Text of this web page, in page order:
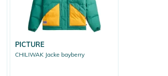
PICTURE
CHILIWAK Jacke bayberry